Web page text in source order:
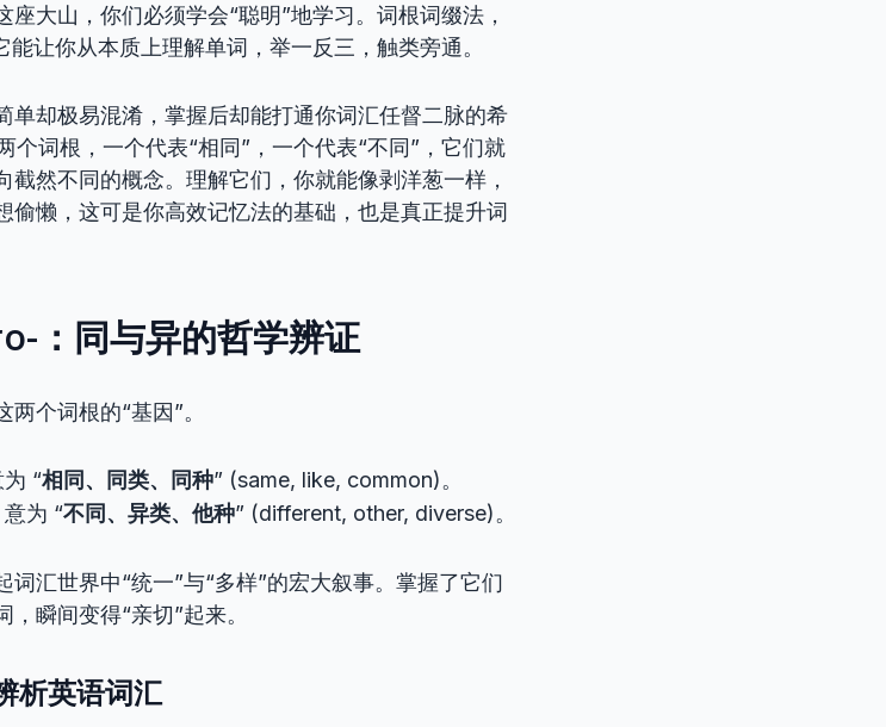
大山，你们必须学会“聪明”地学习。词根词缀法，
让你从本质上理解单词，举一反三，触类旁通。
单却极易混淆，掌握后却能打通你词汇任督二脉的希
个词根，一个代表“相同”，一个代表“不同”，它们就
然不同的概念。理解它们，你就能像剥洋葱一样，
偷懒，这可是你高效记忆法的基础，也是真正提升词
：同与异的哲学辨证
个词根的“基因”。
“相同、同类、同种” (same, like, common)。
意为 “不同、异类、他种” (different, other, diverse)。
汇世界中“统一”与“多样”的宏大叙事。掌握了它们
瞬间变得“亲切”起来。
析英语词汇